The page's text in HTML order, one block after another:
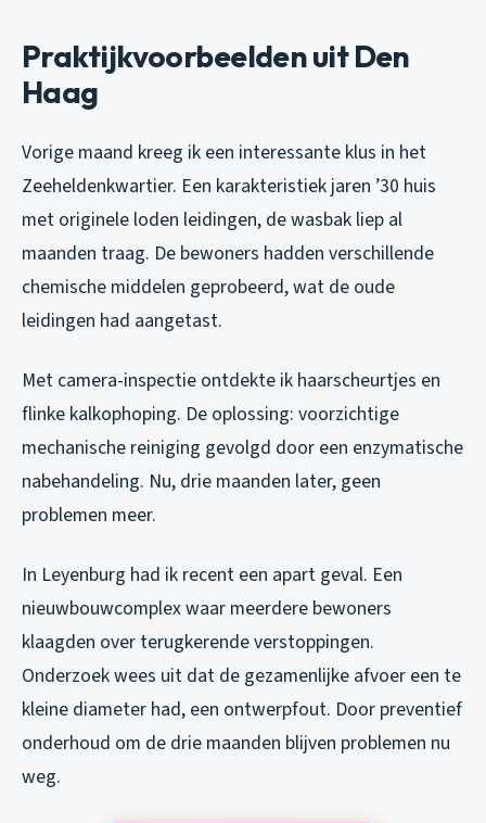
Praktijkvoorbeelden uit Den
Haag
Vorige maand kreeg ik een interessante klus in het
Zeeheldenkwartier. Een karakteristiek jaren ’30 huis
met originele loden leidingen, de wasbak liep al
maanden traag. De bewoners hadden verschillende
chemische middelen geprobeerd, wat de oude
leidingen had aangetast.
Met camera-inspectie ontdekte ik haarscheurtjes en
flinke kalkophoping. De oplossing: voorzichtige
mechanische reiniging gevolgd door een enzymatische
nabehandeling. Nu, drie maanden later, geen
problemen meer.
In Leyenburg had ik recent een apart geval. Een
nieuwbouwcomplex waar meerdere bewoners
klaagden over terugkerende verstoppingen.
Onderzoek wees uit dat de gezamenlijke afvoer een te
kleine diameter had, een ontwerpfout. Door preventief
onderhoud om de drie maanden blijven problemen nu
weg.